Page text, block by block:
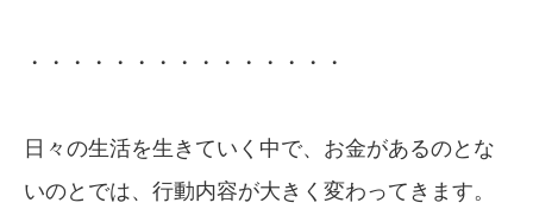
・・・・・・・・・・・・・・・
日々の生活を生きていく中で、お金があるのとな
いのとでは、行動内容が大きく変わってきます。